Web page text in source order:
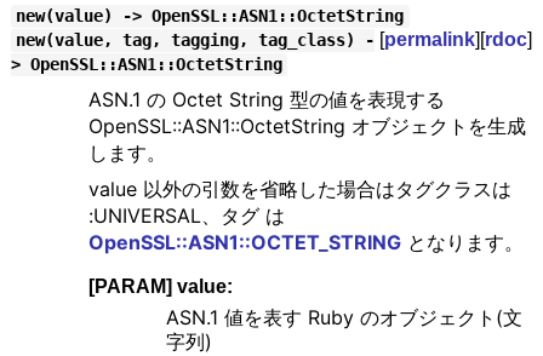
new(value) -> OpenSSL::ASN1::OctetString
[permalink][rdoc]
new(value, tag, tagging, tag_class) -
> OpenSSL::ASN1::OctetString
ASN.1 の Octet String 型の値を表現する
OpenSSL::ASN1::OctetString オブジェクトを生成
します。
value 以外の引数を省略した場合はタグクラスは
:UNIVERSAL、タグ は
OpenSSL::ASN1::OCTET_STRINGとなります。
[PARAM] value:
ASN.1 値を表す Ruby のオブジェクト(文
字列)